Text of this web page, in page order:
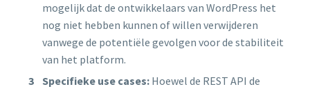
mogelijk dat de ontwikkelaars van WordPress het
nog niet hebben kunnen of willen verwijderen
vanwege de potentiële gevolgen voor de stabiliteit
van het platform.
Specifieke use cases: Hoewel de REST API de